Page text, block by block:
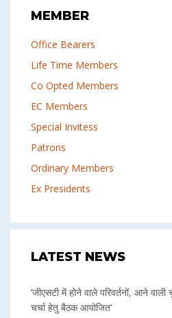
MEMBER
Office Bearers
Life Time Members
Co Opted Members
EC Members
Special Invitess
Patrons
Ordinary Members
Ex Presidents
LATEST NEWS
‘जीएसटी में होने वाले परिवर्तनों, आने
चर्चा हेतु बैठक आयोजित’